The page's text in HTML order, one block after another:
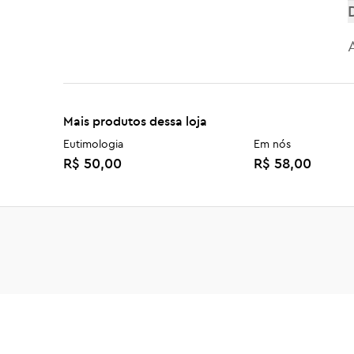
Mais produtos dessa loja
Eutimologia
R$ 50,00
Em nós
R$ 58,00